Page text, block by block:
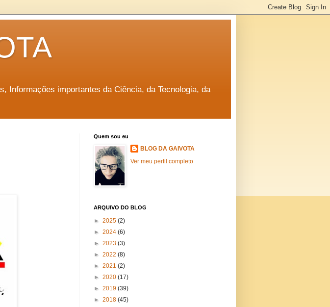
Informações importantes da Ciência, da Tecnologia, da
Quem sou eu
BLOG DA GAIVOTA
Ver meu perfil completo
ARQUIVO DO BLOG
► 2025 (2)
► 2024 (6)
► 2023 (3)
► 2022 (8)
► 2021 (2)
► 2020 (17)
► 2019 (39)
► 2018 (45)